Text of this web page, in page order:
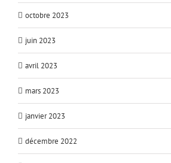
octobre 2023
juin 2023
avril 2023
mars 2023
janvier 2023
décembre 2022